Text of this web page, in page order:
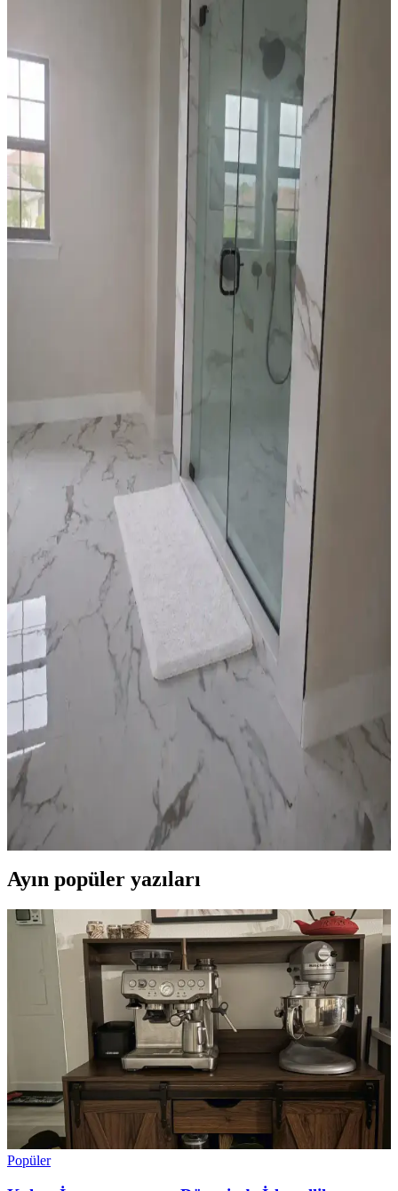
Yapay çiçeklere koku katarken malzeme zararını önlemek ve
kokunun yoğunluğunu dengelemek için pamuk topları, vazoya
uygulama ve difüzör gibi yöntemler önerilir. Alerji riski ve temizlik
de önemlidir.
Mutfak Dekorasyonunda Ahşap ve Beyaz Renklerin
Karşılaştırmalı Analizi ve Seçim Kriterleri
Mutfak dekorasyonunda ahşap ve beyaz renklerin özellikleri,
avantajları ve dezavantajları detaylı şekilde inceleniyor. Aydınlatma,
temizlik ve estetik faktörler ışığında doğru renk seçimi ele alınıyor.
Bismuth Kristalini Tozdan Koruyarak Estetik ve
Fonksiyonel Sergileme Yöntemleri
Bismuth kristallerinin tozlanmasını önlemek ve estetik görünümünü
korumak için cam cloche kullanımı, uygun stand seçimi ve düzenli
temizlik yöntemleri önerilmektedir. Reçine uygulamasından
Düşük Tavanlı Mutfaklarda Avize Seçimi ve
Aydınlatma Yerleşim Rehberi
Düşük tavanlı mutfaklarda avize seçimi ve yerleşimi, ışık rengi,
montaj, temizlik ve şarap saklama önerileriyle işlevsel ve estetik
aydınlatma çözümleri sunar.
Sarı Mutfaklarda Beyaz ve Siyah Dolap Seçiminin
Avantajları ve Dezavantajları
Sarı mutfaklarda dolap rengi seçimi, mekanın aydınlığı, temizlik
kolaylığı ve estetik görünümü etkiler. Beyaz dolaplar ferah ve
kullanışlı, siyah dolaplar ise şık ancak temizlik gerektirir. Duvar
renkleri ve aydınlatma da önemlidir.
Yatak Odası Dekorasyonunda Renk, Mobilya ve
Aksesuarlarla Denge Sağlama Yöntemleri
Yatak odası dekorasyonunda doğru renk seçimi, mobilya düzeni,
aksesuar kullanımı ve temizlikle hem estetik hem fonksiyonel bir
alan yaratmanın yolları ele alınıyor.
Banyo Paspası Seçiminde Siyah ve Beyaz Renklerin
Avantajları ve Dezavantajları
Banyo paspası seçimi, renklerin estetik ve fonksiyonel avantajlarıyla
temizlik ve güvenlik faktörlerini içerir. Siyah ve beyaz paspasların
avantajları, dezavantajları ve kullanım alışkanlıkları detaylıca
incelenir.
Ayın popüler yazıları
Popüler